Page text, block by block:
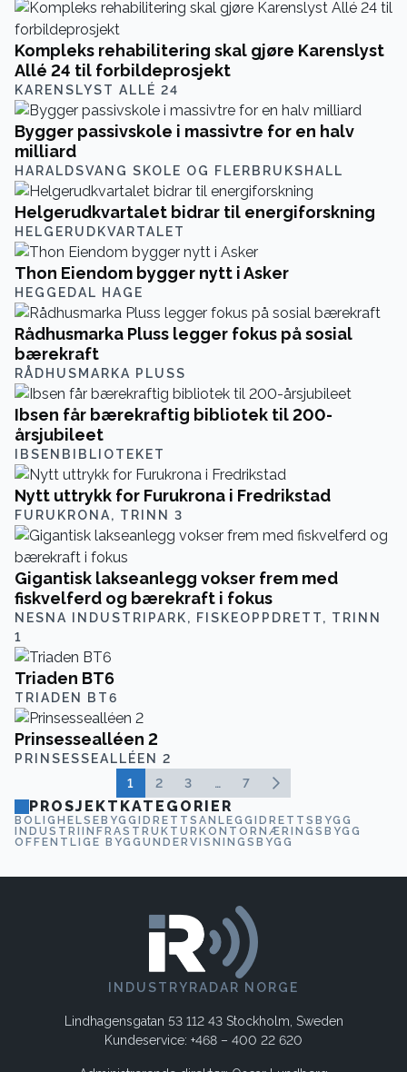
Kompleks rehabilitering skal gjøre Karenslyst
Allé 24 til forbildeprosjekt
KARENSLYST ALLÉ 24
Bygger passivskole i massivtre for en halv
milliard
HARALDSVANG SKOLE OG FLERBRUKSHALL
Helgerudkvartalet bidrar til energiforskning
HELGERUDKVARTALET
Thon Eiendom bygger nytt i Asker
HEGGEDAL HAGE
Rådhusmarka Pluss legger fokus på sosial
bærekraft
RÅDHUSMARKA PLUSS
Ibsen får bærekraftig bibliotek til 200-
årsjubileet
IBSENBIBLIOTEKET
Nytt uttrykk for Furukrona i Fredrikstad
FURUKRONA, TRINN 3
Gigantisk lakseanlegg vokser frem med
fiskvelferd og bærekraft i fokus
NESNA INDUSTRIPARK, FISKEOPPDRETT, TRINN
1
Triaden BT6
TRIADEN BT6
Prinsessealléen 2
PRINSESSEALLÉEN 2
1
2 3 … 7
PROSJEKTKATEGORIER
BOLIG HELSEBYGG IDRETTSANLEGG
IDRETTSBYGG
INDUSTRI
INFRASTRUKTUR KONTOR NÆRINGSBYGG
OFFENTLIGE BYGG UNDERVISNINGSBYGG
INDUSTRYRADAR NORGE
Lindhagensgatan 53 112 43 Stockholm, Sweden
Kundeservice: +468 – 400 22 620